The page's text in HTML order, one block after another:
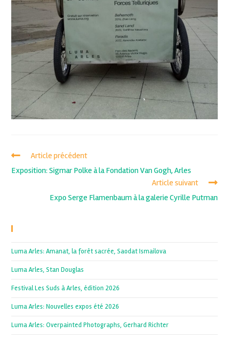
Article précédent
Exposition: Sigmar Polke à la Fondation Van Gogh, Arles
Article suivant
Expo Serge Flamenbaum à la galerie Cyrille Putman
Luma Arles: Amanat, la forêt sacrée, Saodat Ismailova
Luma Arles, Stan Douglas
Festival Les Suds à Arles, édition 2026
Luma Arles: Nouvelles expos été 2026
Luma Arles: Overpainted Photographs, Gerhard Richter